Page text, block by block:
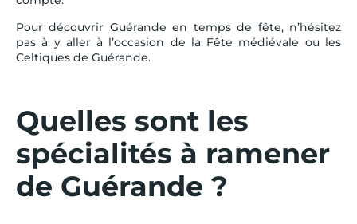
Pour découvrir Guérande en temps de fête, n’hésitez
pas à y aller à l’occasion de la Fête médiévale ou les
Celtiques de Guérande.
Quelles sont les
spécialités à ramener
de Guérande ?